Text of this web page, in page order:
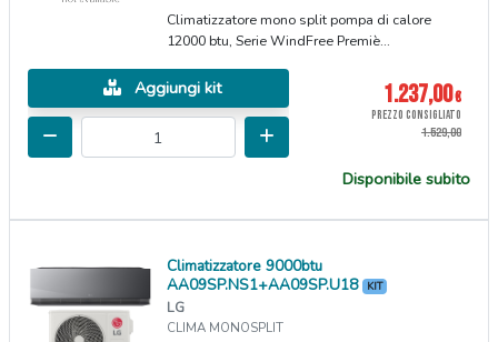
Climatizzatore mono split pompa di calore
12000 btu, Serie WindFree Premiè...
Aggiungi kit 1.237,00€
PREZZO CONSIGLIATO
1.529,00
Disponibile subito
Climatizzatore 9000btu
AA09SP.NS1+AA09SP.U18 KIT
LG
CLIMA MONOSPLIT